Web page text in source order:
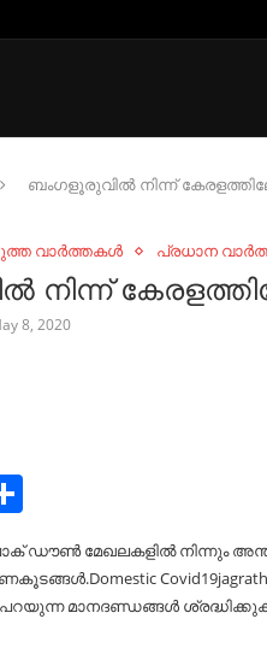
ബംഗളൂരുവിൽ നിന്ന്
വാർത്തകൾ പ്രധാന
നിന്ന്
8, 2020
ഡൗൺ മേഖലകളിൽ നിന്നും
പറയുന്ന മാനദണ്ഡങ്ങൾ